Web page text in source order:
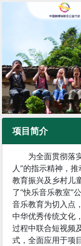
项目简介
为全面贯彻落实
人”的指示精神，
教育振兴及乡村儿
了“快乐音乐教室”
音乐教育为切入点
中华优秀传统文化
过程中联合短视频
式，全面应用于项